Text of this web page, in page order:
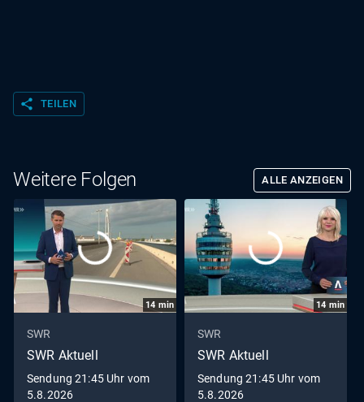
share TEILEN
Weitere Folgen ALLE ANZEIGEN
14 min
SWR
SWR Aktuell
Sendung 21:45 Uhr vom
5.8.2026
14 min
SWR
SWR Aktuell
Sendung 21:45 Uhr vom
5.8.2026